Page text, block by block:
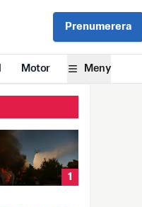
Prenumerera
Motor Meny
1